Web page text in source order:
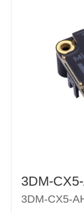
3DM-
3DM-CX5-